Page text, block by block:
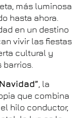
más luminosa
hasta ahora.
en un destino
vivir las fiestas
cultural y
barrios.
, la
que combina
hilo conductor,